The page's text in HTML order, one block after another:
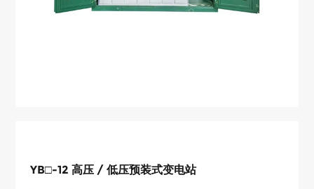
YB□-12 高压 / 低压预装式变电站